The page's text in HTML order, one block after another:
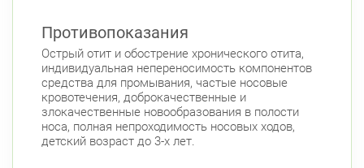
Б. Монетная ул., д. 10
Горьковская
Приморский район
пр. Королёва, д. 61 Круглосуточно
Комендантский пр.
Противопоказания
Острый отит и обострение хронического отита,
индивидуальная непереносимость компонентов
средства для промывания, частые носовые
кровотечения, доброкачественные и
злокачественные новообразования в полости
носа, полная непроходимость носовых ходов,
детский возраст до 3-х лет.